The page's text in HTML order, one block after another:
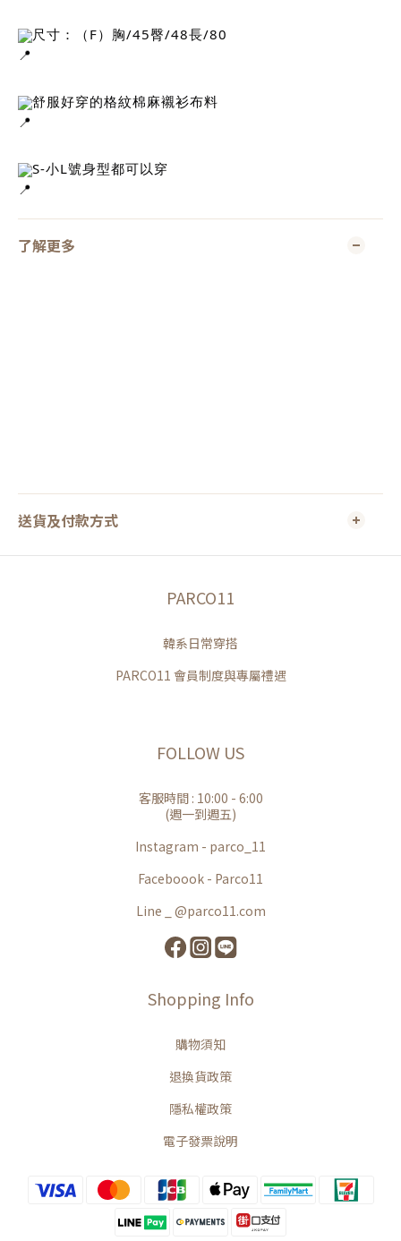
尺寸：（F）胸/45臀/48長/80
舒服好穿的格紋棉麻襯衫布料
S-小L號身型都可以穿
了解更多
送貨及付款方式
PARCO11
韓系日常穿搭
PARCO11 會員制度與專屬禮遇
FOLLOW US
客服時間 : 10:00 - 6:00
(週一到週五)
Instagram - parco_11
Faceboook - Parco11
Line _ @parco11.com
Shopping Info
購物須知
退換貨政策
隱私權政策
電子發票說明